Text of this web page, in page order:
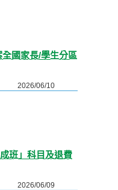
國家長/學生分區
2026/06/10
班」科目及退費
2026/06/09